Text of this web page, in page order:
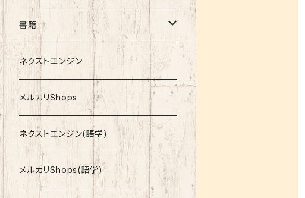
書籍
関西大学テキスト
就活
資格
コミック
ネクストエンジン
メルカリShops
ネクストエンジン(語学)
メルカリShops(語学)